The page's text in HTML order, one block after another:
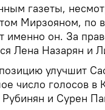
газеты,
Мирзояном, по
именно он. За
Лена Назарян и
улучшит
число голосов в
и Сурен